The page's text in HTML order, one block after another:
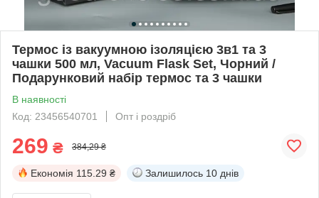
Термос із вакуумною ізоляцією 3в1 та 3
чашки 500 мл, Vacuum Flask Set, Чорний /
Подарунковий набір термос та 3 чашки
В наявності
Код: 23456540701
Опт і роздріб
269 ₴ 384,29 ₴
Економія 115.29 ₴ Залишилось 10 днів